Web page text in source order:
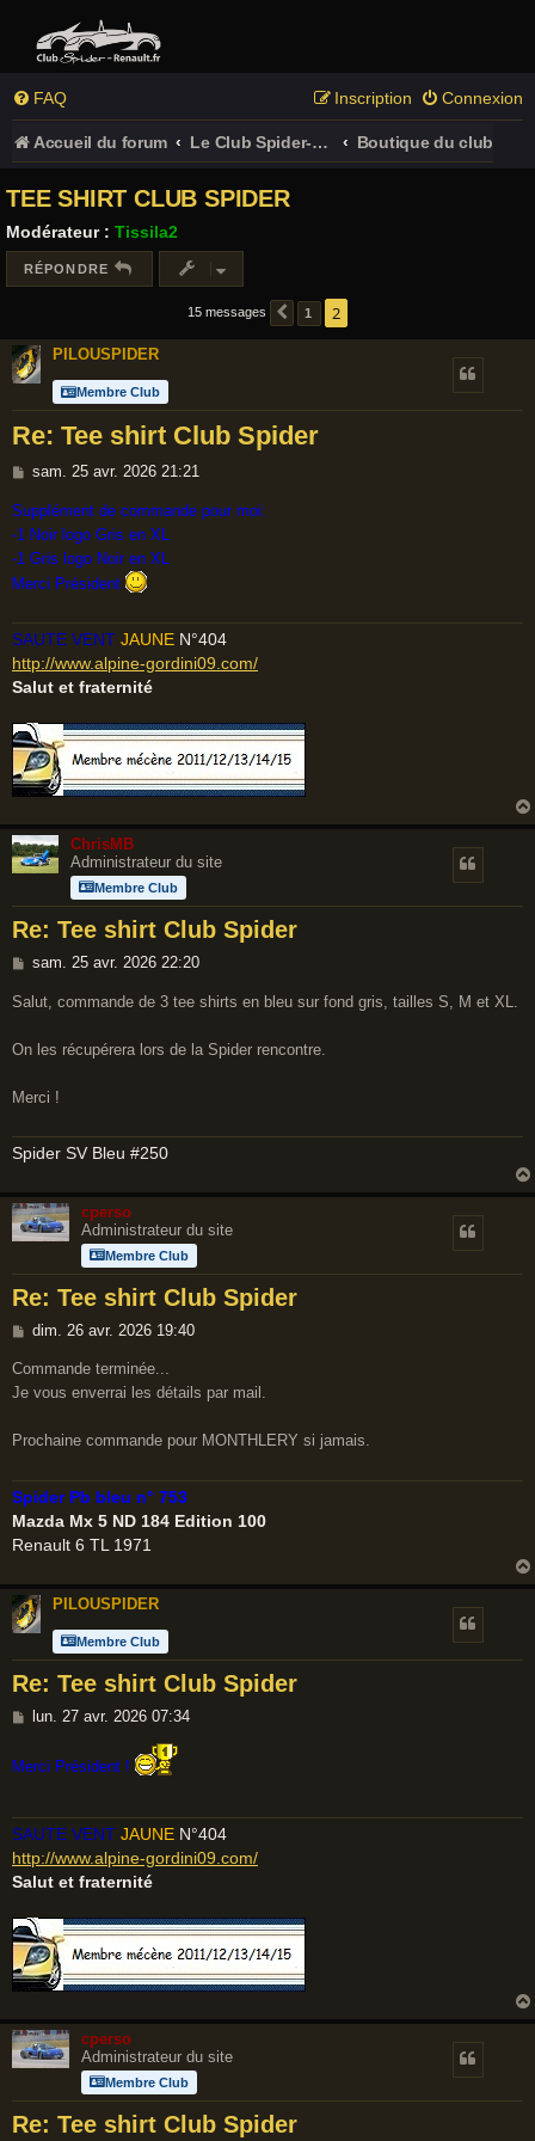
FAQ Connexion
Inscription
Accueil du forum Le Club Spider-Renault.fr Boutique du club
TEE SHIRT CLUB SPIDER
Modérateur : Tissila2
RÉPONDRE
15 messages PRÉCÉDENT
1 2
PILOUSPIDER
Membre Club
Re: Tee shirt Club Spider
M
s
s
a
g
sam. 25 avr. 2026 21:21
Supplément de commande pour moi:
-1 Noir logo Gris en XL
-1 Gris logo Noir en XL
Merci Président
SAUTE VENT JAUNE N°404
http://www.alpine-gordini09.com/
Salut et fraternité
ChrisMB
Administrateur du site
Membre Club
Re: Tee shirt Club Spider
M
s
a
e
sam. 25 avr. 2026 22:20
Salut, commande de 3 tee shirts en bleu sur fond gris, tailles S, M et XL.
On les récupérera lors de la Spider rencontre.
Merci !
Spider SV Bleu #250
cperso
Administrateur du site
Membre Club
Re: Tee shirt Club Spider
M
s
s
g
dim. 26 avr. 2026 19:40
Commande terminée...
Je vous enverrai les détails par mail.
Prochaine commande pour MONTHLERY si jamais.
Spider Pb bleu n° 753
Mazda Mx 5 ND 184 Edition 100
Renault 6 TL 1971
PILOUSPIDER
Membre Club
Re: Tee shirt Club Spider
M
s
g
e
lun. 27 avr. 2026 07:34
Merci Président !
SAUTE VENT JAUNE N°404
http://www.alpine-gordini09.com/
Salut et fraternité
cperso
Administrateur du site
Membre Club
Re: Tee shirt Club Spider